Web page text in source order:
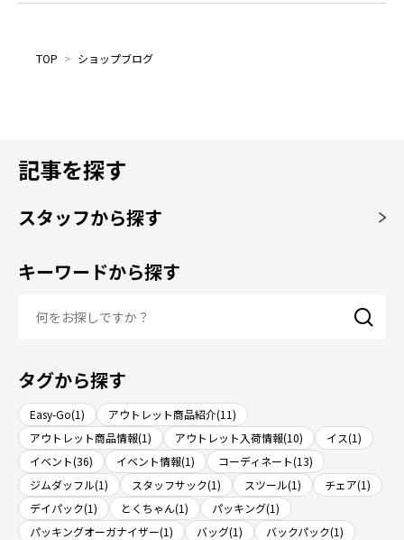
TOP > ショップブログ
記事を探す
スタッフから探す
キーワードから探す
タグから探す
Easy-Go(1)
アウトレット商品紹介(11)
アウトレット商品情報(1)
アウトレット入荷情報(10)
イス(1)
イベント(36)
イベント情報(1)
コーディネート(13)
ジムダッフル(1)
スタッフサック(1) スツール(1)
チェア(1)
デイパック(1)
とくちゃん(1)
パッキング(1)
パッキングオーガナイザー(1)
バッグ(1)
バックパック(1)